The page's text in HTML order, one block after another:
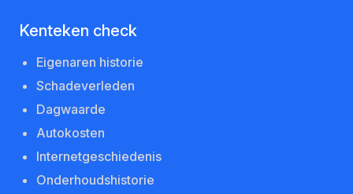
Kenteken check
Eigenaren historie
Schadeverleden
Dagwaarde
Autokosten
Internetgeschiedenis
Onderhoudshistorie